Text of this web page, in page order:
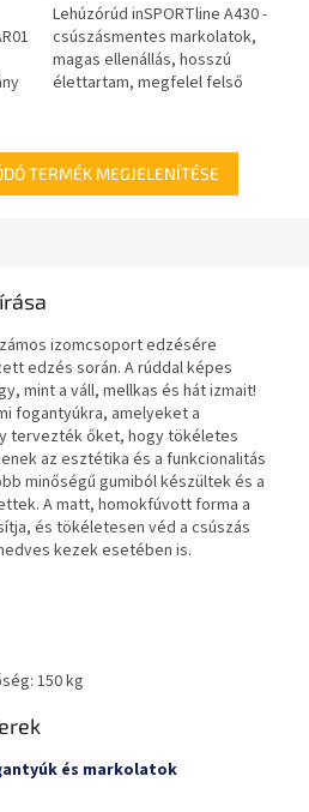
Lehúzórúd inSPORTline A430 -
csúszásmentes markolatok,
magas ellenállás, hosszú
élettartam, megfelel felső
TERMÉK MEGJELENÍTÉSE
izomcsoport edzésére
edzés során. A rúddal képes
mint a váll, mellkas és hát izmait!
fogantyúkra, amelyeket a
tervezték őket, hogy tökéletes
az esztétika és a funkcionalitás
minőségű gumiból készültek és a
A matt, homokfúvott forma a
és tökéletesen véd a csúszás
kezek esetében is.
150 kg
és markolatok